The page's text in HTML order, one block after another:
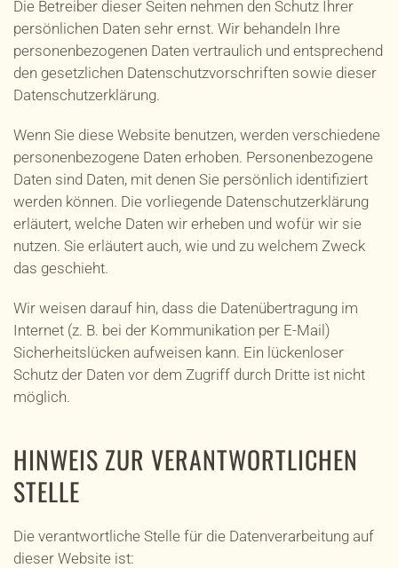
Die Betreiber dieser Seiten nehmen den Schutz Ihrer
persönlichen Daten sehr ernst. Wir behandeln Ihre
personenbezogenen Daten vertraulich und entsprechend
den gesetzlichen Datenschutzvorschriften sowie dieser
Datenschutzerklärung.
Wenn Sie diese Website benutzen, werden verschiedene
personenbezogene Daten erhoben. Personenbezogene
Daten sind Daten, mit denen Sie persönlich identifiziert
werden können. Die vorliegende Datenschutzerklärung
erläutert, welche Daten wir erheben und wofür wir sie
nutzen. Sie erläutert auch, wie und zu welchem Zweck
das geschieht.
Wir weisen darauf hin, dass die Datenübertragung im
Internet (z. B. bei der Kommunikation per E-Mail)
Sicherheitslücken aufweisen kann. Ein lückenloser
Schutz der Daten vor dem Zugriff durch Dritte ist nicht
möglich.
HINWEIS ZUR VERANTWORTLICHEN
STELLE
Die verantwortliche Stelle für die Datenverarbeitung auf
dieser Website ist: